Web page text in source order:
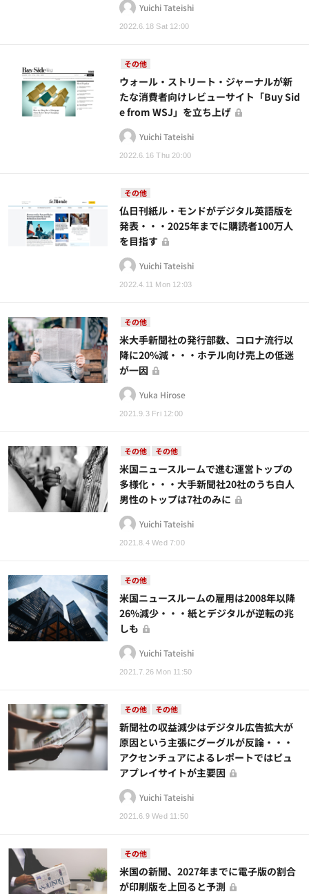
2022.6.18 Sat 12:00
Yuichi Tateishi
その他
2022.6.16 Thu 20:00
ウォール・ストリート・ジャーナルが新
たな消費者向けレビューサイト「Buy Sid
e from WSJ」を立ち上げ
Yuichi Tateishi
その他
2022.4.11 Mon 12:03
仏日刊紙ル・モンドがデジタル英語版を
発表・・・2025年までに購読者100万人
を目指す
Yuichi Tateishi
その他
2021.9.3 Fri 12:00
米大手新聞社の発行部数、コロナ流行以
降に20%減・・・ホテル向け売上の低迷
が一因
Yuka Hirose
その他 その他
2021.8.4 Wed 7:00
米国ニュースルームで進む運営トップの
多様化・・・大手新聞社20社のうち白人
男性のトップは7社のみに
Yuichi Tateishi
その他
2021.7.26 Mon 11:50
米国ニュースルームの雇用は2008年以降
26%減少・・・紙とデジタルが逆転の兆
しも
Yuichi Tateishi
その他 その他
2021.6.9 Wed 11:50
新聞社の収益減少はデジタル広告拡大が
原因という主張にグーグルが反論・・・
アクセンチュアによるレポートではピュ
アプレイサイトが主要因
Yuichi Tateishi
その他
米国の新聞、2027年までに電子版の割合
が印刷版を上回ると予測